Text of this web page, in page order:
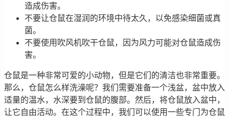
造成伤害。
不要让仓鼠在湿润的环境中待太久，以免感染细菌或真
菌。
不要使用吹风机吹干仓鼠，因为风力可能对仓鼠造成伤
害。
仓鼠是一种非常可爱的小动物，但是它们的清洁也非常重要。
那么，仓鼠怎么样洗澡呢？我们需要准备一个浅盆，盆中放入
适量的温水，水深要到仓鼠的腹部。然后，将仓鼠放入盆中，
让它自由活动。在这个过程中，我们可以使用一些专门为仓鼠